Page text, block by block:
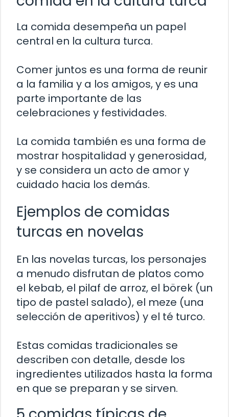
La comida desempeña un papel
central en la cultura turca.
Comer juntos es una forma de reunir
a la familia y a los amigos, y es una
parte importante de las
celebraciones y festividades.
La comida también es una forma de
mostrar hospitalidad y generosidad,
y se considera un acto de amor y
cuidado hacia los demás.
Ejemplos de comidas
turcas en novelas
En las novelas turcas, los personajes
a menudo disfrutan de platos como
el kebab, el pilaf de arroz, el börek (un
tipo de pastel salado), el meze (una
selección de aperitivos) y el té turco.
Estas comidas tradicionales se
describen con detalle, desde los
ingredientes utilizados hasta la forma
en que se preparan y se sirven.